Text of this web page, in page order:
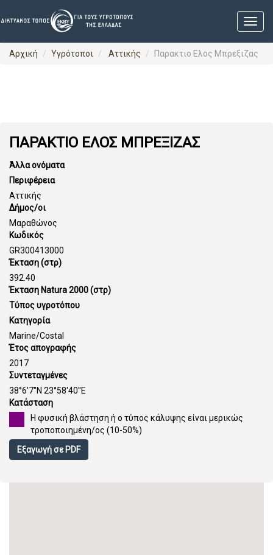
Αρχική Υγρότοποι Αττικής Παρακτιο Ελος Μπρεξιζας
ΠΑΡΑΚΤΙΟ ΕΛΟΣ ΜΠΡΕΞΙΖΑΣ
Άλλα ονόματα
Περιφέρεια
Αττικής
Δήμος/οι
Μαραθώνος
Κωδικός
GR300413000
Έκταση (στρ)
392.40
Έκταση Natura 2000 (στρ)
Τύπος υγροτόπου
Κατηγορία
Marine/Costal
Έτος απογραφής
2017
Συντεταγμένες
38°6'7''N 23°58'40''E
Κατάσταση
Η φυσική βλάστηση ή ο τύπος κάλυψης είναι μερικώς
τροποποιημένη/ος (10-50%)
Εξαγωγή σε PDF